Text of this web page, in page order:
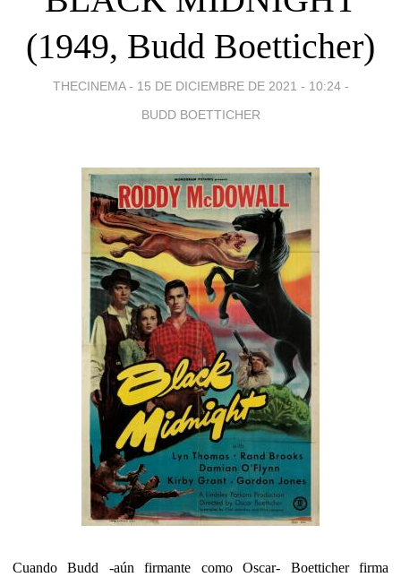
(1949, Budd Boetticher)
THECINEMA - 15 DE DICIEMBRE DE 2021 - 10:24 -
BUDD BOETTICHER
Cuando Budd -aún firmante como Oscar- Boetticher firma